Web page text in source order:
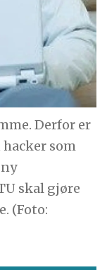
Derfor er
som
skal gjøre
(Foto: